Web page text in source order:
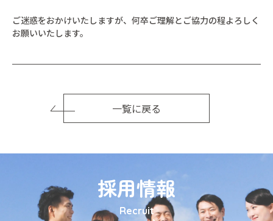
ご迷惑をおかけいたしますが、何卒ご理解とご協力の程よろしく
お願いいたします。
一覧に戻る
採用情報
Recruit